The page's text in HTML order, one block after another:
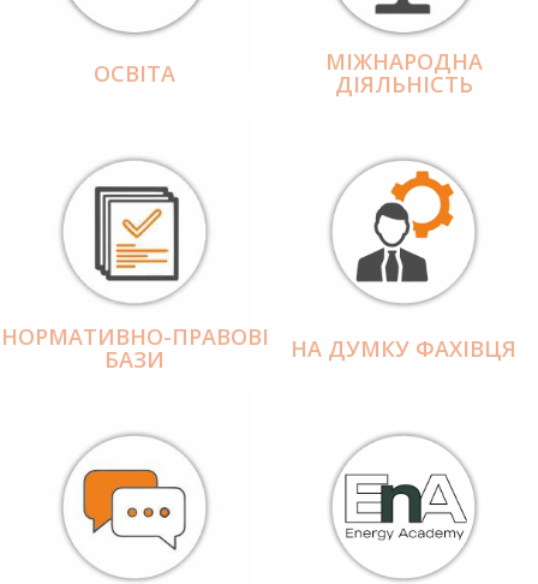
ОСВІТА МІЖНАРОДНА
ДІЯЛЬНІCТЬ
НОРМАТИВНО-ПРАВОВІ
БАЗИ НА ДУМКУ ФАХІВЦЯ